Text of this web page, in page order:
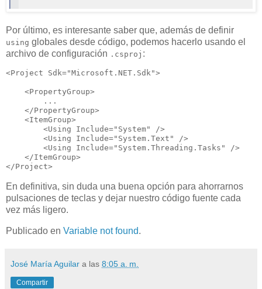
Por último, es interesante saber que, además de definir
using globales desde código, podemos hacerlo usando el
archivo de configuración .csproj :
<Project Sdk="Microsoft.NET.Sdk">
    <PropertyGroup>
        ...
    </PropertyGroup>
    <ItemGroup>
        <Using Include="System" />
        <Using Include="System.Text" />
        <Using Include="System.Threading.Tasks" />
    </ItemGroup>
En definitiva, sin duda una buena opción para ahorrarnos
pulsaciones de teclas y dejar nuestro código fuente cada
vez más ligero.
Publicado en Variable not found.
José María Aguilar a las 8:05 a. m.
Compartir